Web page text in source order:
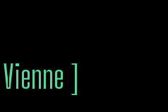
]